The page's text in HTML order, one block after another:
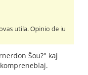
utila. Opinio de iu
Ŝou?" kaj